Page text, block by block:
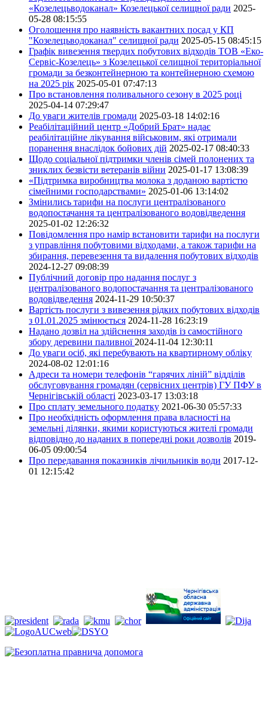
«Козелецьводоканал» Козелецької селищної ради 2025-
05-28 08:15:55
Оголошення про наявність вакантних посад у КП
"Козелецьводоканал" селищної ради 2025-05-15 08:45:15
Графік вивезення твердих побутових відходів ТОВ «Еко-
Сервіс-Козелець» з Козелецької селищної територіальної
громади за безконтейнерною та контейнерною схемою
на 2025 рік 2025-05-01 07:47:13
Про встановлення поливального сезону в 2025 році
2025-04-14 07:29:47
До уваги жителів громади 2025-03-18 14:02:16
Реабілітаційний центр «Добрий Брат» надає
реабілітаційне лікування військовим, які отримали
поранення внаслідок бойових дій 2025-02-17 08:40:33
Щодо соціальної підтримки членів сімей полонених та
зниклих безвісти ветеранів війни 2025-01-17 13:08:39
«Підтримка виробництва молока з доданою вартістю
сімейними господарствами» 2025-01-06 13:14:02
Змінились тарифи на послуги централізованого
водопостачання та централізованого водовідведення
2025-01-02 12:26:32
Повідомлення про намір встановити тарифи на послуги
з управління побутовими відходами, а також тарифи на
збирання, перевезення та видалення побутових відходів
2024-12-27 09:08:39
Публічний договір про надання послуг з
централізованого водопостачання та централізованого
водовідведення 2024-11-29 10:50:37
Вартість послуги з вивезення рідких побутових відходів
з 01.01.2025 змінюється 2024-11-28 16:23:19
Надано дозвіл на здійснення заходів із самостійного
збору деревини паливної 2024-11-04 12:30:11
До уваги осіб, які перебувають на квартирному обліку
2024-08-02 12:01:16
Адреси та номери телефонів “гарячих ліній” відділів
обслуговування громадян (сервісних центрів) ГУ ПФУ в
Чернігівській області 2023-03-17 13:03:18
Про сплату земельного податку 2021-06-30 05:57:33
Про необхідність оформлення права власності на
земельні ділянки, якими користуються жителі громади
відповідно до наданих в попередні роки дозволів 2019-
06-05 09:00:54
Про передавання показників лічильників води 2017-12-
01 12:15:42